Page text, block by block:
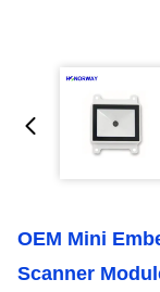
OEM Mini
Scanner